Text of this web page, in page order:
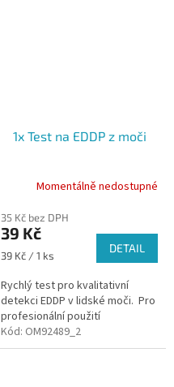
1x Test na EDDP z moči
Momentálně nedostupné
35 Kč bez DPH
39 Kč
Měrná
39 Kč / 1 ks
DETAIL
Rychlý test pro kvalitativní
detekci EDDP v lidské moči. Pro
profesionální použití
Kód: OM92489_2